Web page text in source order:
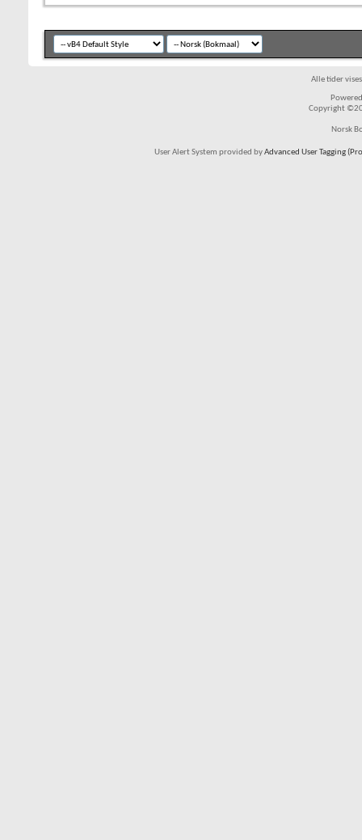
Alle tider
Copyright
Norsk
User Alert System provided byAdvanced User Tagging